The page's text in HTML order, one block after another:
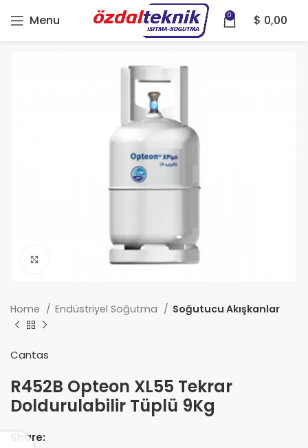
Menu 0 $ 0,00
Click to enlarge
Home Endüstriyel Soğutma Soğutucu Akışkanlar
Cantas
R452B Opteon XL55 Tekrar
Doldurulabilir Tüplü 9Kg
Share: